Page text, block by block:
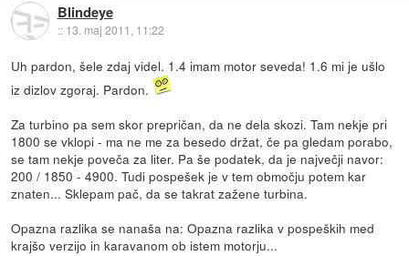
Blindeye
:: 13. maj 2011, 11:22
Uh pardon, šele zdaj videl. 1.4 imam motor seveda! 1.6 mi je ušlo
iz dizlov zgoraj. Pardon.
Za turbino pa sem skor prepričan, da ne dela skozi. Tam nekje pri
1800 se vklopi - ma ne me za besedo držat, če pa gledam porabo,
se tam nekje poveča za liter. Pa še podatek, da je največji navor:
200 / 1850 - 4900. Tudi pospešek je v tem območju potem kar
znaten... Sklepam pač, da se takrat zažene turbina.
Opazna razlika se nanaša na: Opazna razlika v pospeških med
krajšo verzijo in karavanom ob istem motorju...